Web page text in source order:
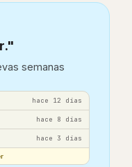
semanas
hace 12 días
hace 8 días
hace 3 días